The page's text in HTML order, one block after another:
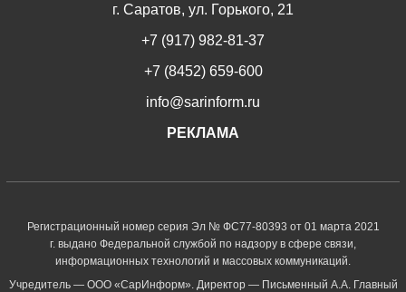
г. Саратов, ул. Горького, 21
+7 (917) 982-81-37
+7 (8452) 659-600
info@sarinform.ru
РЕКЛАМА
Регистрационный номер серия Эл № ФС77-80393 от 01 марта 2021
г. выдано Федеральной службой по надзору в сфере связи,
информационных технологий и массовых коммуникаций.
Учредитель — ООО «СарИнформ». Директор — Письменный А.А. Главный